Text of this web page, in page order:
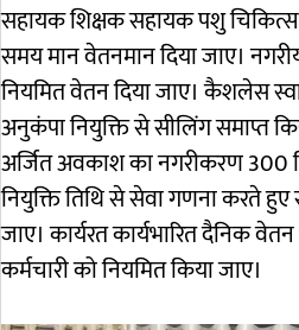
सहायक शिक्षक सहायक पशु चिकित्सा
समय मान वेतनमान दिया जाए।
नियमित वेतन दिया जाए। कैशलेस
अनुकंपा नियुक्ति से सीलिंग समाप्त
अर्जित अवकाश का नगरीकरण 300
नियुक्ति तिथि से सेवा गणना करते हुए
जाए। कार्यरत कार्यभारित दैनिक
कर्मचारी को नियमित किया जाए।